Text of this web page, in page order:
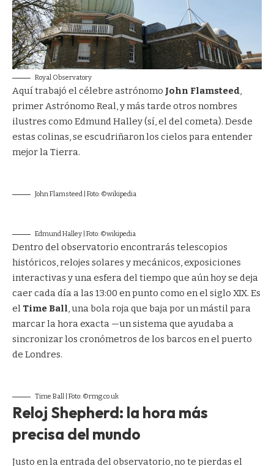
Royal Observatory
Aquí trabajó el célebre astrónomo John Flamsteed,
primer Astrónomo Real, y más tarde otros nombres
ilustres como Edmund Halley (sí, el del cometa). Desde
estas colinas, se escudriñaron los cielos para entender
mejor la Tierra.
John Flamsteed | Foto: ©wikipedia
Edmund Halley | Foto: ©wikipedia
Dentro del observatorio encontrarás telescopios
históricos, relojes solares y mecánicos, exposiciones
interactivas y una esfera del tiempo que aún hoy se deja
caer cada día a las 13:00 en punto como en el siglo XIX. Es
el Time Ball, una bola roja que baja por un mástil para
marcar la hora exacta —un sistema que ayudaba a
sincronizar los cronómetros de los barcos en el puerto
de Londres.
Time Ball | Foto: ©rmg.co.uk
Reloj Shepherd: la hora más
precisa del mundo
Justo en la entrada del observatorio, no te pierdas el